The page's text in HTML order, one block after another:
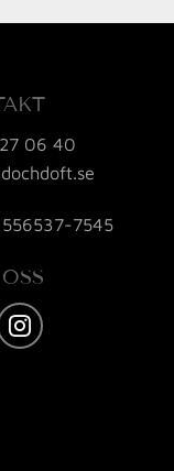
06 40
7545